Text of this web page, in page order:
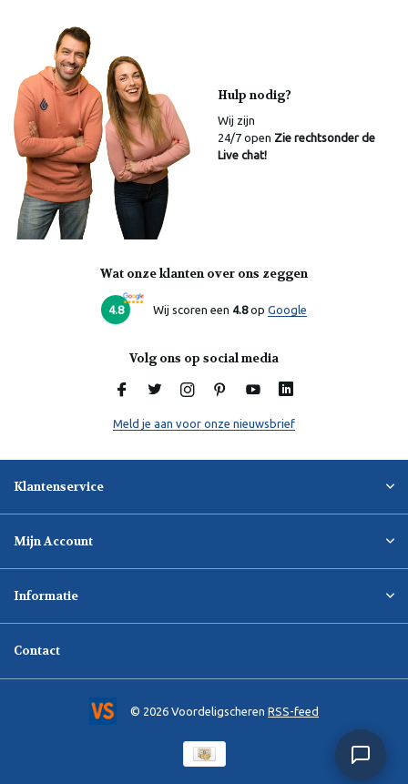
Hulp nodig?
Wij zijn
24/7 open Zie rechtsonder de
Live chat!
Wat onze klanten over ons zeggen
4.8 Wij scoren een 4.8op Google
Volg ons op social media
Meld je aan voor onze nieuwsbrief
Klantenservice
Mijn Account
Informatie
Contact
© 2026 Voordeligscheren RSS-feed
Online